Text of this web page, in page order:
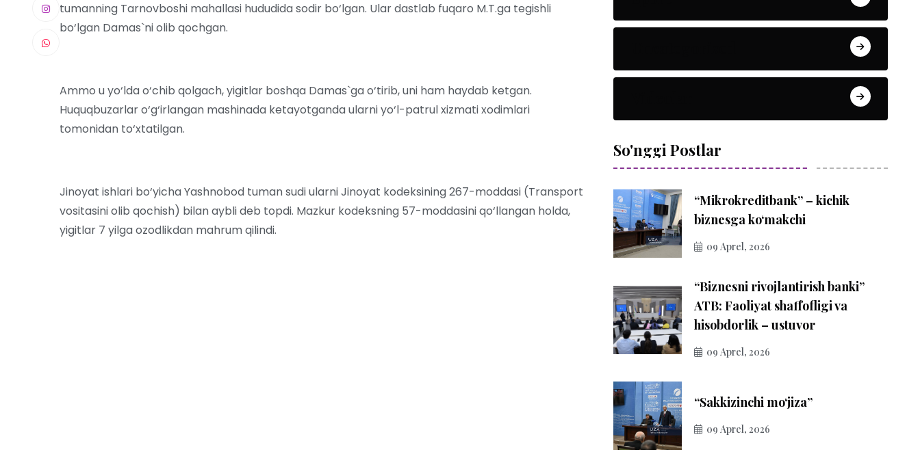
tumanning Tarnovboshi mahallasi hududida sodir bo‘lgan. Ular dastlab fuqaro M.T.ga tegishli
bo‘lgan Damas`ni olib qochgan.
Ammo u yo‘lda o‘chib qolgach, yigitlar boshqa Damas`ga o‘tirib, uni ham haydab ketgan.
Huquqbuzarlar o‘g‘irlangan mashinada ketayotganda ularni yo‘l-patrul xizmati xodimlari
tomonidan to‘xtatilgan.
Jinoyat ishlari bo‘yicha Yashnobod tuman sudi ularni Jinoyat kodeksining 267-moddasi (Transport
vositasini olib qochish) bilan aybli deb topdi. Mazkur kodeksning 57-moddasini qo‘llangan holda,
yigitlar 7 yilga ozodlikdan mahrum qilindi.
So'nggi Postlar
“Mikrokreditbank” – kichik
biznesga ko‘makchi
09 Aprel, 2026
“Biznesni rivojlantirish banki”
ATB: Faoliyat shaffofligi va
hisobdorlik – ustuvor
09 Aprel, 2026
“Sakkizinchi mo‘jiza”
09 Aprel, 2026